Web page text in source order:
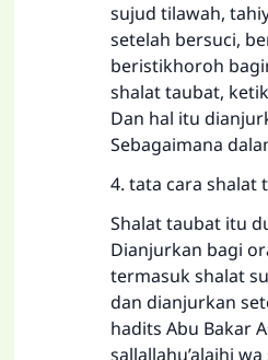
sujud tilawah,
setelah bersuci,
beristikhoroh
shalat taubat,
Dan hal itu
Sebagaimana
4. tata cara shalat
Shalat taubat itu
Dianjurkan bagi
termasuk shalat
dan dianjurkan
hadits Abu Bakar
sallallahu’alaihi